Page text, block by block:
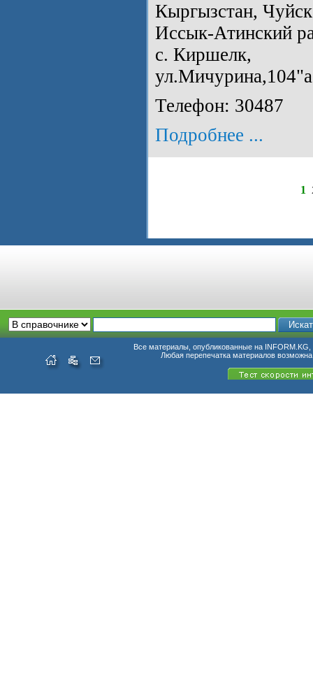
Кыргызстан,
Иссык-Атинский
с. Киршелк,
Телефон: 30487
Подробнее ...
1
Все материалы, опубликованные на INFORM.KG,
Любая перепечатка материалов